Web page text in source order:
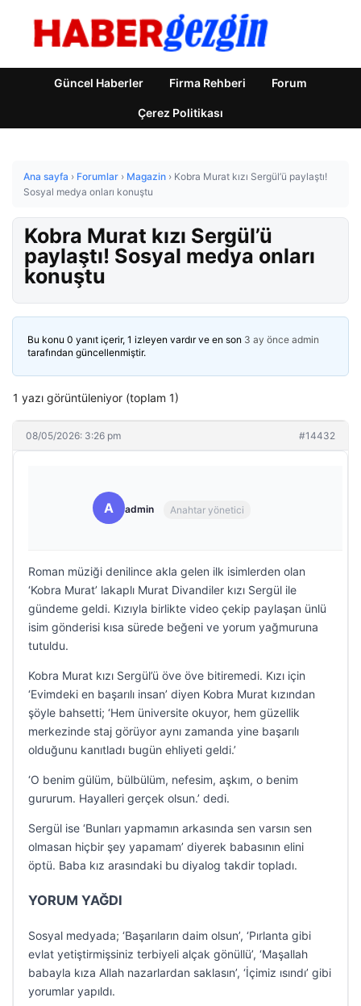
Güncel Haberler Firma Rehberi Forum
Çerez Politikası
Ana sayfa › Forumlar › Magazin › Kobra Murat kızı Sergül’ü paylaştı!
Sosyal medya onları konuştu
Kobra Murat kızı Sergül’ü
paylaştı! Sosyal medya onları
konuştu
Bu konu 0 yanıt içerir, 1 izleyen vardır ve en son 3 ay önce admin
tarafından güncellenmiştir.
1 yazı görüntüleniyor (toplam 1)
08/05/2026: 3:26 pm #14432
A admin Anahtar yönetici
Roman müziği denilince akla gelen ilk isimlerden olan
‘Kobra Murat’ lakaplı Murat Divandiler kızı Sergül ile
gündeme geldi. Kızıyla birlikte video çekip paylaşan ünlü
isim gönderisi kısa sürede beğeni ve yorum yağmuruna
tutuldu.
Kobra Murat kızı Sergül’ü öve öve bitiremedi. Kızı için
‘Evimdeki en başarılı insan’ diyen Kobra Murat kızından
şöyle bahsetti; ‘Hem üniversite okuyor, hem güzellik
merkezinde staj görüyor aynı zamanda yine başarılı
olduğunu kanıtladı bugün ehliyeti geldi.’
‘O benim gülüm, bülbülüm, nefesim, aşkım, o benim
gururum. Hayalleri gerçek olsun.’ dedi.
Sergül ise ‘Bunları yapmamın arkasında sen varsın sen
olmasan hiçbir şey yapamam’ diyerek babasının elini
öptü. Baba kız arasındaki bu diyalog takdir topladı.
YORUM YAĞDI
Sosyal medyada; ‘Başarıların daim olsun’, ‘Pırlanta gibi
evlat yetiştirmişsiniz terbiyeli alçak gönüllü’, ‘Maşallah
babayla kıza Allah nazarlardan saklasın’, ‘İçimiz ısındı’ gibi
yorumlar yapıldı.